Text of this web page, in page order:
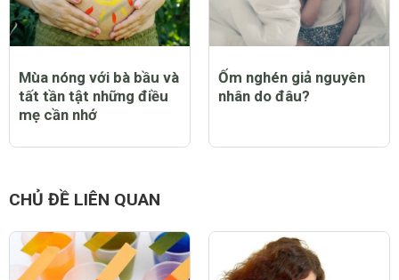
Mùa nóng với bà bầu và
tất tần tật những điều